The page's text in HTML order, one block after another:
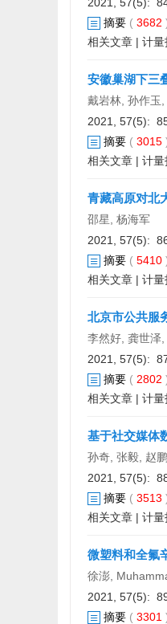
摘要 ( 3682
相关文章 | 计量
安徽巢湖下三
戴岩林, 孙作玉
2021, 57(5):
摘要 ( 3015
相关文章 | 计量
青藏高原对北
邵星, 杨海军
2021, 57(5):
摘要 ( 5410
相关文章 | 计量
北京市公共服
李然好, 龚世泽,
2021, 57(5):
摘要 ( 2802
相关文章 | 计量
基于社交媒体
孙奇, 张毅, 赵
2021, 57(5):
摘要 ( 3513
相关文章 | 计量
微塑料和全氟
徐澎,
2021, 57(5):
摘要 ( 3301